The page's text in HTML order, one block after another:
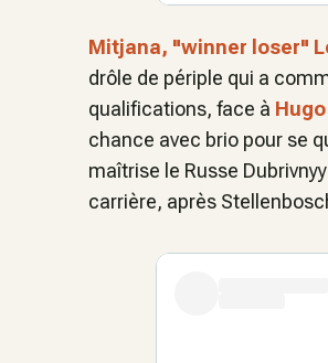
Mitjana, "winner loser"
drôle de périple qui a
qualifications, face à
chance avec brio pour se
maîtrise le Russe
carrière, après